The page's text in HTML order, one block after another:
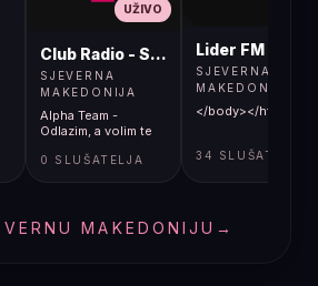
UŽIVO
Club Radio - Skopje, Mcedonia
SJEVERNA
MAKEDONIJA
Alpha Team -
Odlazim, a volim te
0 SLUŠATELJA
Lider FM 107,4
SJEVERNA
MAKEDONIJA
</body></html>
34 SLUŠATELJA
MAKEDONIJU →